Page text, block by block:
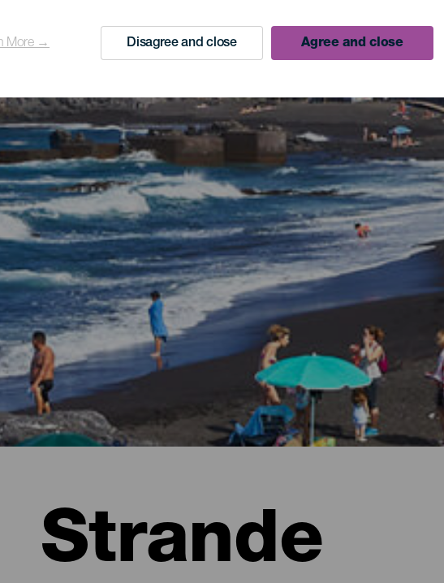
More → Disagree and close Agree and close
Strande